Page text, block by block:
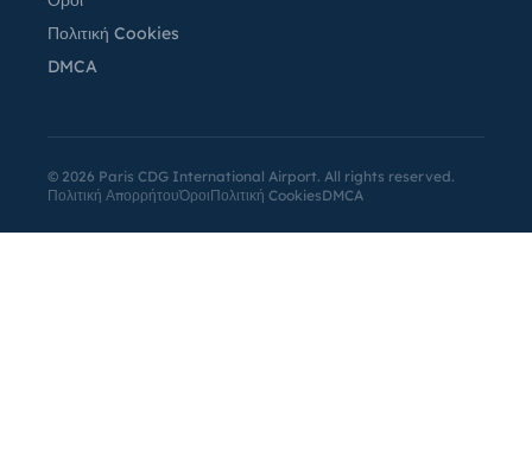
Πολιτική Cookies
DMCA
© 2026 Paris CDG International Airport. All rights reserved.
Πολιτική ΑπορρήτουΌροιΠολιτική CookiesDMCA